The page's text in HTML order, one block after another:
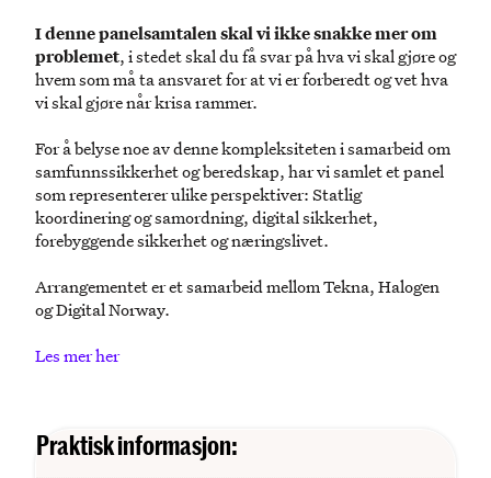
I denne panelsamtalen skal vi ikke snakke mer om
problemet, i stedet skal du få svar på hva vi skal gjøre og
hvem som må ta ansvaret for at vi er forberedt og vet hva
vi skal gjøre når krisa rammer.
For å belyse noe av denne kompleksiteten i samarbeid om
samfunnssikkerhet og beredskap, har vi samlet et panel
som representerer ulike perspektiver: Statlig
koordinering og samordning, digital sikkerhet,
forebyggende sikkerhet og næringslivet.
Arrangementet er et samarbeid mellom Tekna, Halogen
og Digital Norway.
Les mer her
Praktisk informasjon: